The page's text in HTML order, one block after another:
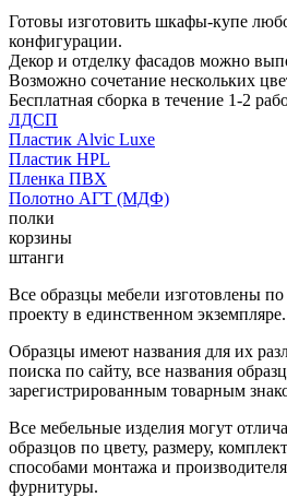
Готовы изготовить шкафы-купе
конфигурации.
Декор и отделку фасадов можно
Возможно сочетание нескольких
Бесплатная сборка в течение 1-2
ЛДСП
Пластик Alvic Luxe
Пластик HPL
Пленка ПВХ
Полотно АГТ (МДФ)
полки
корзины
штанги
Все образцы мебели изготовлены
проекту в единственном экземпляре.
Образцы имеют названия для их
поиска по сайту, все названия
зарегистрированным товарным
Все мебельные изделия могут
образцов по цвету, размеру,
способами монтажа и
фурнитуры.